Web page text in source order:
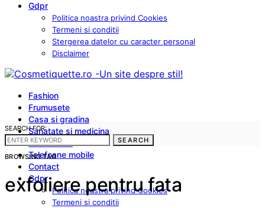
Gdpr
Politica noastra privind Cookies
Termeni si conditii
Stergerea datelor cu caracter personal
Disclaimer
Fashion
Frumusete
Casa si gradina
Sanatate si medicina
Cum sa fac
Telefoane mobile
Contact
Gdpr
Politica noastra privind Cookies
Termeni si conditii
SEARCH FOR:
SEARCH
BROWSING TAG
exfoliere pentru fata